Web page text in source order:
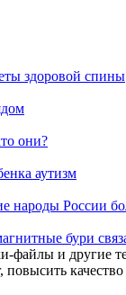
здоровой спины
они?
аутизм
народы России
бури
файлы и другие
повысить